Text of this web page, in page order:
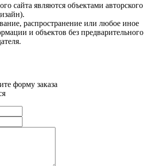
сайта являются объектами авторского
распространение или любое иное
и объектов без предварительного
форму заказа